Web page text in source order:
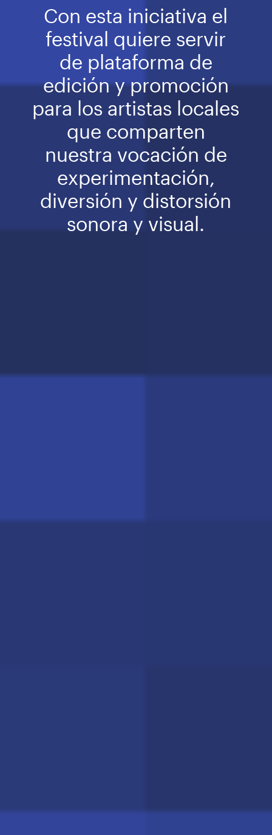
Con esta iniciativa el
festival quiere servir
de plataforma de
edición y promoción
para los artistas locales
que comparten
nuestra vocación de
experimentación,
diversión y distorsión
sonora y visual.